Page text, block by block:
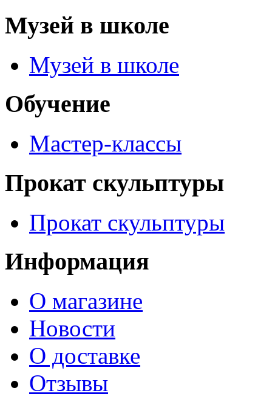
Музей в школе
Музей в школе
Обучение
Мастер-классы
Прокат скульптуры
Прокат скульптуры
Информация
О магазине
Новости
О доставке
Отзывы